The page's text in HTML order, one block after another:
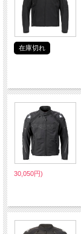
在庫切れ
30,050円)